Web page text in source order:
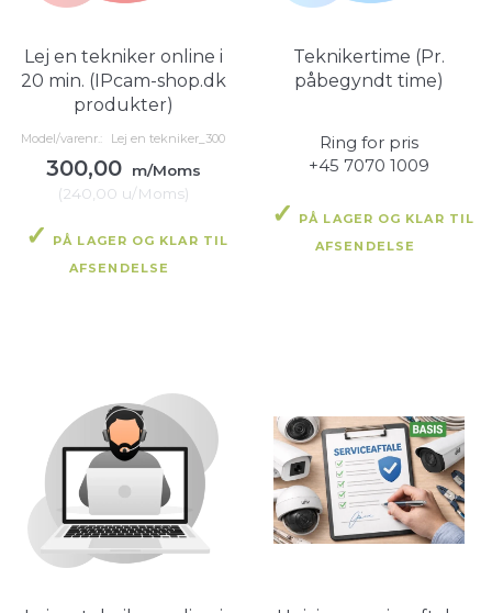
Lej en tekniker online i
20 min. (IPcam-shop.dk
produkter)
Model/varenr.: Lej en tekniker_300
300,00
m/Moms
(240,00 u/Moms)
PÅ LAGER OG KLAR TIL
AFSENDELSE
Teknikertime (Pr.
påbegyndt time)
Ring for pris
+45 7070 1009
PÅ LAGER OG KLAR TIL
AFSENDELSE